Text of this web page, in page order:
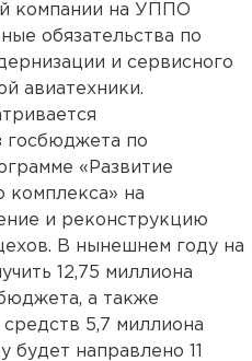
компании на УППО
обязательства по
и сервисного
авиатехники.
по
«Развитие
на
и реконструкцию
В нынешнем году на
12,75 миллиона
а также
5,7 миллиона
направлено 11